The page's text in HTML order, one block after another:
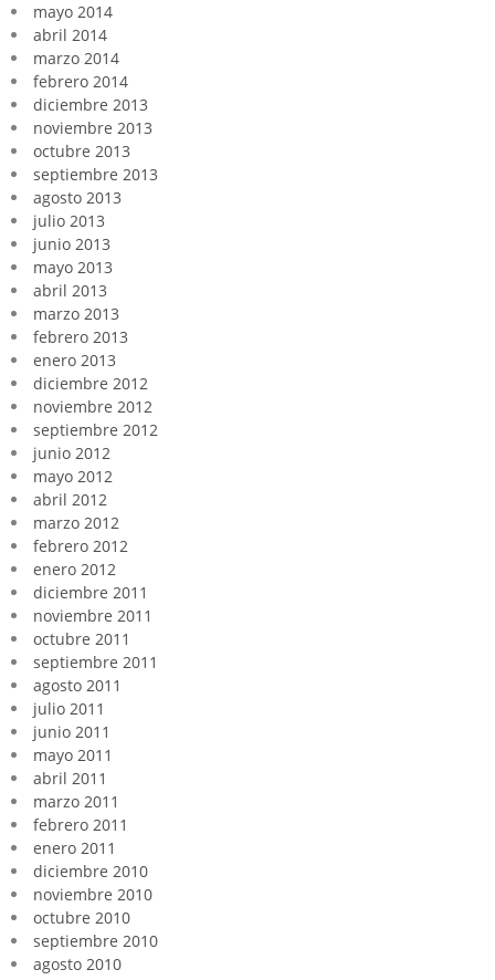
mayo 2014
abril 2014
marzo 2014
febrero 2014
diciembre 2013
noviembre 2013
octubre 2013
septiembre 2013
agosto 2013
julio 2013
junio 2013
mayo 2013
abril 2013
marzo 2013
febrero 2013
enero 2013
diciembre 2012
noviembre 2012
septiembre 2012
junio 2012
mayo 2012
abril 2012
marzo 2012
febrero 2012
enero 2012
diciembre 2011
noviembre 2011
octubre 2011
septiembre 2011
agosto 2011
julio 2011
junio 2011
mayo 2011
abril 2011
marzo 2011
febrero 2011
enero 2011
diciembre 2010
noviembre 2010
octubre 2010
septiembre 2010
agosto 2010